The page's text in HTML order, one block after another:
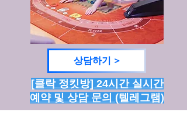
상담하기 >
[클락 정킷방] 24시간 실시간
예약 및 상담 문의 (텔레그램)